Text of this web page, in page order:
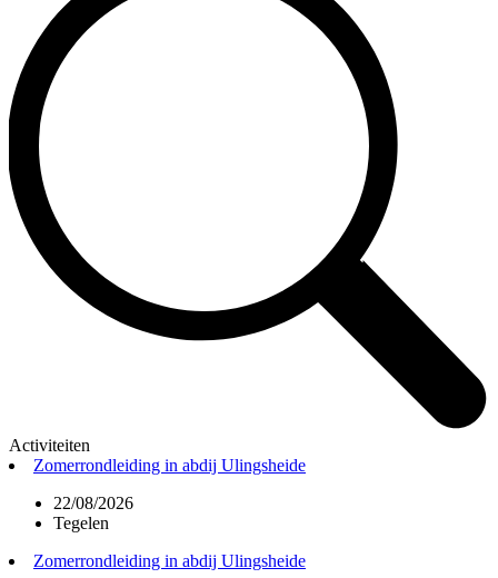
Activiteiten
Zomerrondleiding in abdij Ulingsheide
22/08/2026
Tegelen
Zomerrondleiding in abdij Ulingsheide